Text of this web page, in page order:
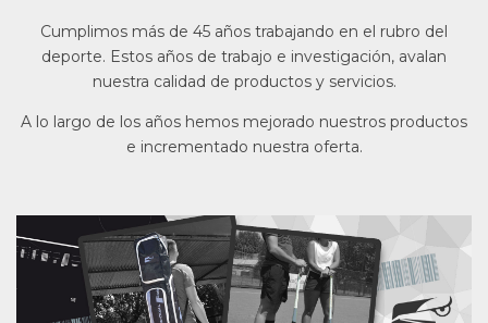
Cumplimos más de 45 años trabajando en el rubro del
deporte. Estos años de trabajo e investigación, avalan
nuestra calidad de productos y servicios.
A lo largo de los años hemos mejorado nuestros productos
e incrementado nuestra oferta.